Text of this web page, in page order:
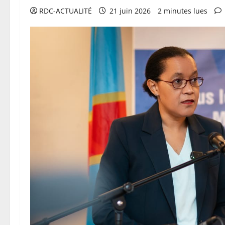
RDC-ACTUALITÉ 21 juin 2026 2 minutes lues